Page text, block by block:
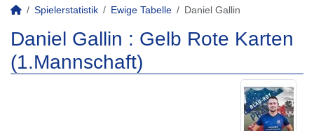
Spielerstatistik Ewige Tabelle Daniel Gallin
Daniel Gallin : Gelb Rote Karten
(1.Mannschaft)